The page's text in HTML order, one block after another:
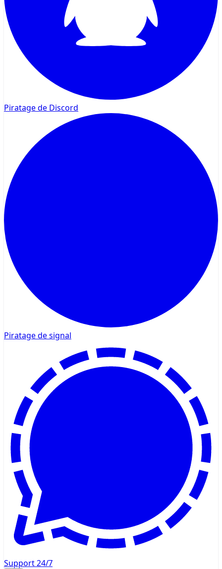
Piratage de Discord
Piratage de signal
Support 24/7